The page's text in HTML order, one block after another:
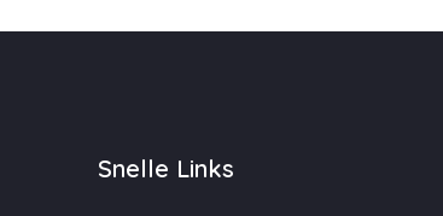
Snelle Links